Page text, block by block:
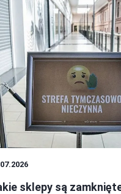
sklepy są